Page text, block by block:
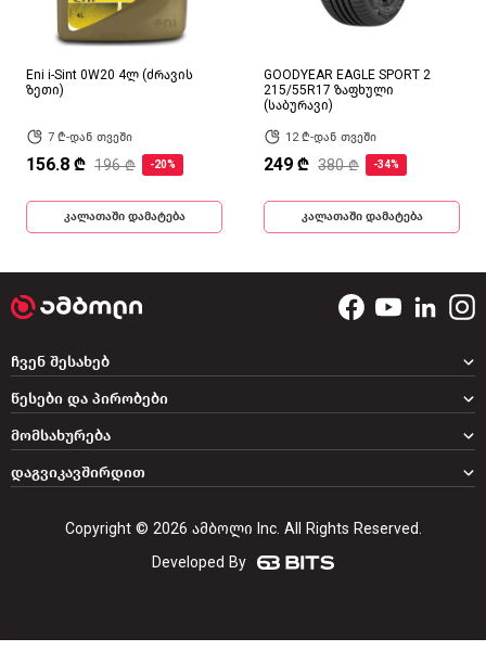
Eni i-Sint 0W20 4ლ (ძრავის
ზეთი)
7 ₾-დან თვეში
156.8 ₾ 196 ₾ -20%
კალათაში დამატება
GOODYEAR EAGLE SPORT 2
215/55R17 ზაფხული
(საბურავი)
12 ₾-დან თვეში
249 ₾ 380 ₾ -34%
კალათაში დამატება
დაგვიკავშირდით
ჩვენ შესახებ
წესები და პირობები
მომსახურება
Copyright © 2026 ამბოლი Inc. All Rights Reserved.
Developed By